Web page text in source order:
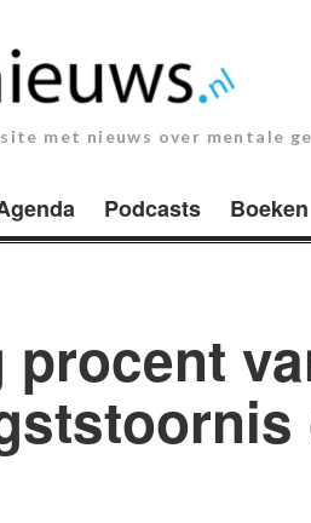
met nieuws over mentale
Podcasts Boeken
procent